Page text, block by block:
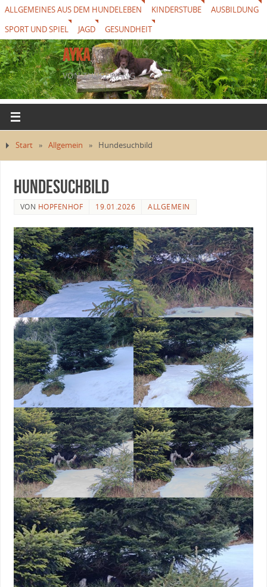
ALLGEMEINES AUS DEM HUNDELEBEN KINDERSTUBE
AUSBILDUNG
SPORT UND SPIEL
JAGD GESUNDHEIT
AYKA
VON THUREWANG
Start » Allgemein » Hundesuchbild
Hundesuchbild
VON HOPFENHOF 19.01.2026 ALLGEMEIN